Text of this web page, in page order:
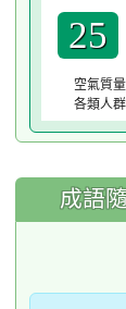
25
空氣質
各類人
成語